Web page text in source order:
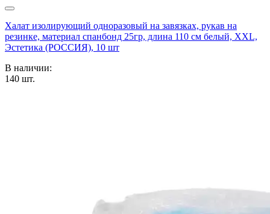
Халат изолирующий одноразовый на завязках, рукав на
резинке, материал спанбонд 25гр, длина 110 см белый, XXL,
Эстетика (РОССИЯ), 10 шт
В наличии:
140 шт.